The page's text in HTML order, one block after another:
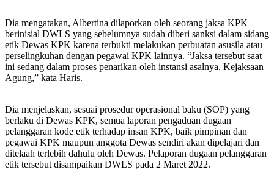
Dia mengatakan, Albertina dilaporkan oleh seorang jaksa KPK
berinisial DWLS yang sebelumnya sudah diberi sanksi dalam sidang
etik Dewas KPK karena terbukti melakukan perbuatan asusila atau
perselingkuhan dengan pegawai KPK lainnya. “Jaksa tersebut saat
ini sedang dalam proses penarikan oleh instansi asalnya, Kejaksaan
Agung,” kata Haris.
Dia menjelaskan, sesuai prosedur operasional baku (SOP) yang
berlaku di Dewas KPK, semua laporan pengaduan dugaan
pelanggaran kode etik terhadap insan KPK, baik pimpinan dan
pegawai KPK maupun anggota Dewas sendiri akan dipelajari dan
ditelaah terlebih dahulu oleh Dewas. Pelaporan dugaan pelanggaran
etik tersebut disampaikan DWLS pada 2 Maret 2022.